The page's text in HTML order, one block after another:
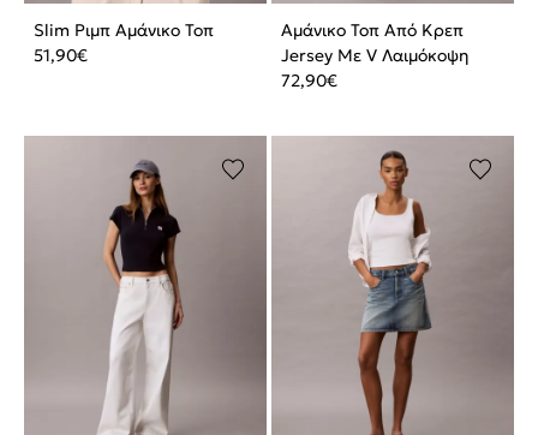
Slim Ριμπ Αμάνικο Τοπ
51,90€
Αμάνικο Τοπ Aπό Κρεπ
Jersey Mε V Λαιμόκοψη
72,90€